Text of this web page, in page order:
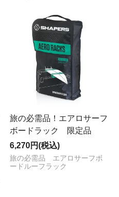
旅の必需品！エアロサーフ
ボードラック 限定品
6,270円(税込)
旅の必需品 エアロサーフボ
ードルーフラック